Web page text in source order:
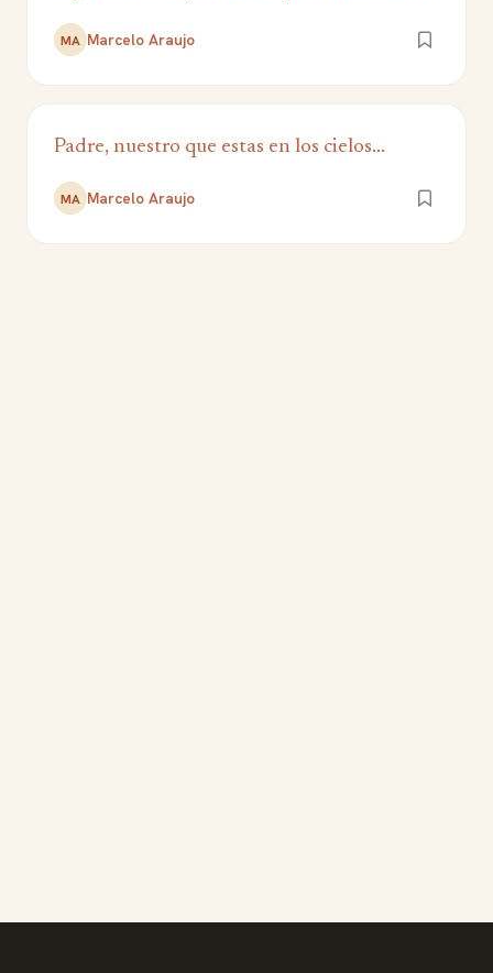
MA Marcelo Araujo
Padre, nuestro que estas en los cielos...
MA Marcelo Araujo